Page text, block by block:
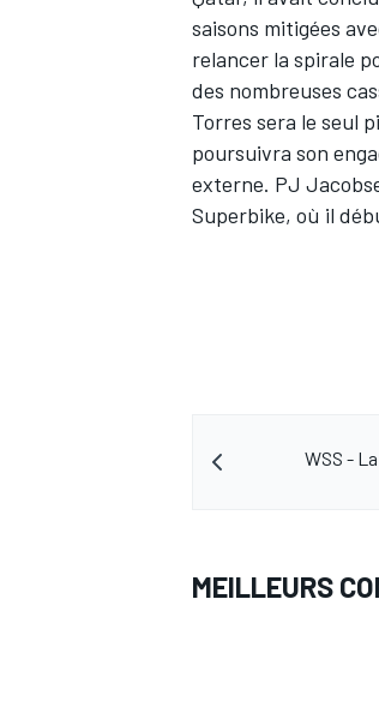
saisons mitigées
relancer la spirale
des nombreuses
Torres sera le seul
poursuivra son
externe. PJ
Superbike, où il
WSS -
MEILLEURS